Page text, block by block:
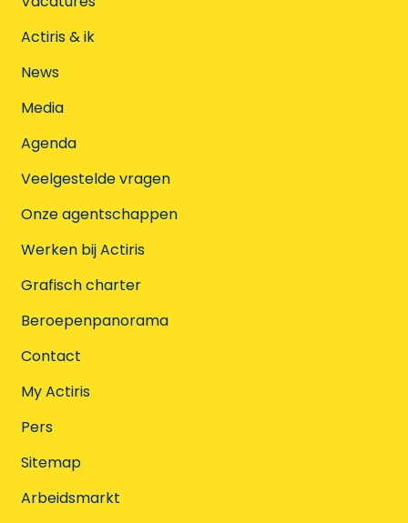
Actiris & ik
News
Media
Agenda
Veelgestelde vragen
Onze agentschappen
Werken bij Actiris
Grafisch charter
Beroepenpanorama
Contact
My Actiris
Pers
Sitemap
Arbeidsmarkt